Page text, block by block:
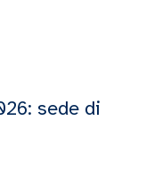
sede di